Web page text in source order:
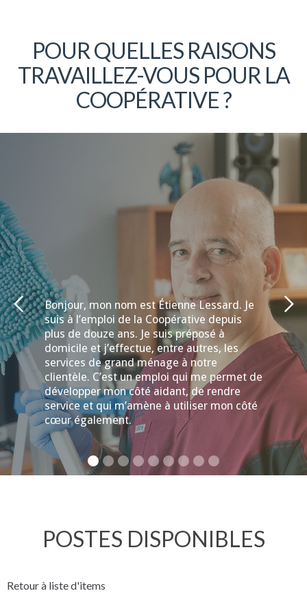
POUR QUELLES RAISONS
TRAVAILLEZ-VOUS POUR LA
COOPÉRATIVE ?
Bonjour, mon nom est Étienne Lessard. Je
suis à l’emploi de la Coopérative depuis
plus de douze ans. Je suis préposé à
domicile et j’effectue, entre autres, les
services de grand ménage à notre
clientèle. C’est un emploi qui me permet de
développer mon côté aidant, de rendre
service et qui m’amène à utiliser mon côté
cœur également.
POSTES DISPONIBLES
Retour à liste d'items